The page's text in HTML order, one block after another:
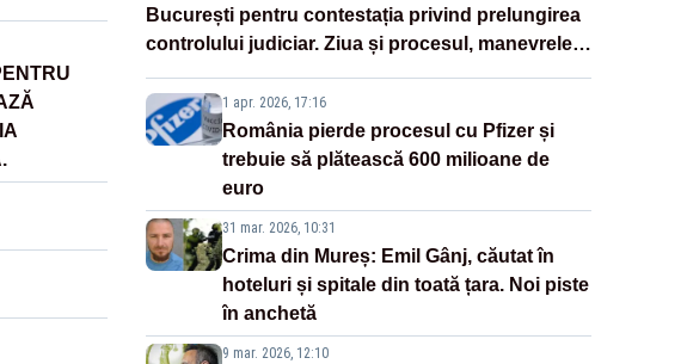
București pentru contestația privind prelungirea
controlului judiciar. Ziua și procesul, manevrele
1 apr. 2026, 17:16
România pierde procesul cu Pfizer și
trebuie să plătească 600 milioane de
euro
31 mar. 2026, 10:31
Crima din Mureș: Emil Gânj, căutat în
hoteluri și spitale din toată țara. Noi piste
în anchetă
9 mar. 2026, 12:10